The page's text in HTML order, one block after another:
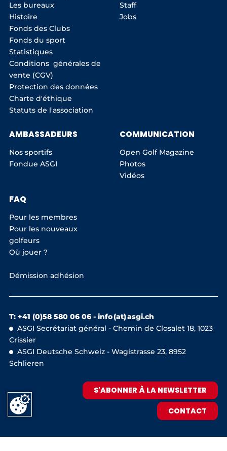
Les bureaux
Histoire
Fonds des Clubs
Fonds du sport
Statistiques
Conditions générales de
vente (CGV)
Protection des données
Charte d'éthique
Statuts de l'association
Staff
Jobs
AMBASSADEURS
Nos sportifs
Fondue ASGI
COMMUNICATION
Open Golf Magazine
Photos
Vidéos
FAQ
Pour les membres
Pour les nouveaux
golfeurs
Où jouer ?
Démission adhésion
T: +41 (0)58 580 06 06 - info (at) asgi.ch
ASGI Secrétariat général - Chemin de Closalet 18, 1023
Crissier
ASGI Deutsche Schweiz - Wagistrasse 23, 8952
Schlieren
S'ABONNER À LA NEWSLETTER
CONTACT